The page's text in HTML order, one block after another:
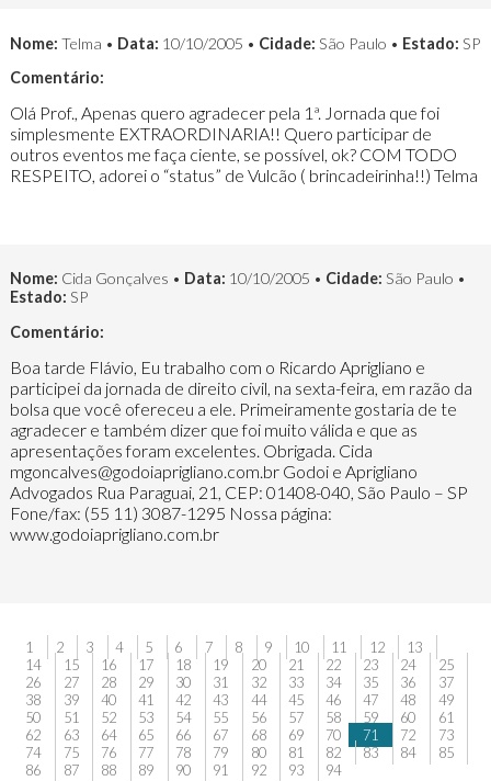
Nome: Telma • Data: 10/10/2005 • Cidade: São Paulo • Estado: SP
Comentário:
Olá Prof., Apenas quero agradecer pela 1ª. Jornada que foi
simplesmente EXTRAORDINARIA!! Quero participar de
outros eventos me faça ciente, se possível, ok? COM TODO
RESPEITO, adorei o “status” de Vulcão ( brincadeirinha!!) Telma
Nome: Cida Gonçalves • Data: 10/10/2005 • Cidade: São Paulo •
Estado: SP
Comentário:
Boa tarde Flávio, Eu trabalho com o Ricardo Aprigliano e
participei da jornada de direito civil, na sexta-feira, em razão da
bolsa que você ofereceu a ele. Primeiramente gostaria de te
agradecer e também dizer que foi muito válida e que as
apresentações foram excelentes. Obrigada. Cida
mgoncalves@godoiaprigliano.com.br Godoi e Aprigliano
Advogados Rua Paraguai, 21, CEP: 01408-040, São Paulo – SP
Fone/fax: (55 11) 3087-1295 Nossa página:
www.godoiaprigliano.com.br
1 2 3 4 5 6 7 8 9 10 11 12
13
14
15 16 17 18 19 20 21 22 23 24
25
26
27 28 29 30 31 32 33 34 35 36
37
38
39 40 41 42 43 44 45 46 47 48
49
50
51 52 53 54 55 56 57 58 59 60
61
62
63 64 65 66 67 68 69 70 71 72
73
74
75 76 77 78 79 80 81 82 83 84
85
86
87 88 89 90 91 92 93 94